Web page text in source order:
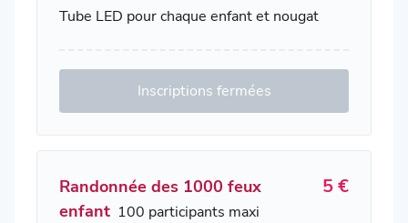
Tube LED pour chaque enfant et nougat
Inscriptions fermées
Randonnée des 1000 feux
enfant 100 participants maxi
5 €